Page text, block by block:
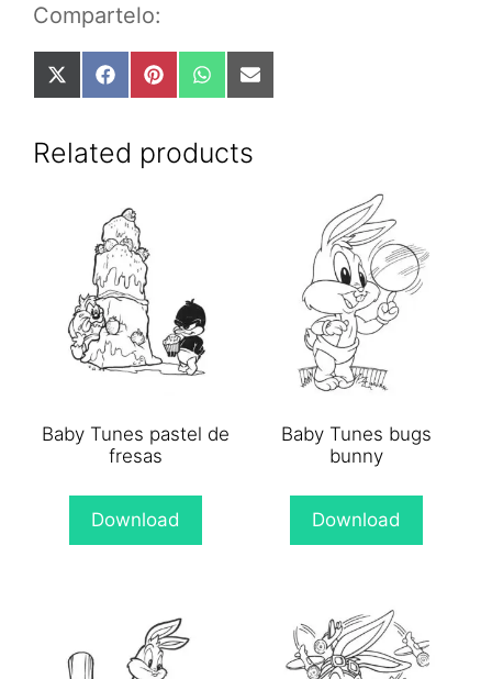
Compartelo:
Share
on
(Twitter)
Share
on
Share
on
Share
on
Share
on
Related products
Baby Tunes pastel de
fresas
Download
Baby Tunes bugs
bunny
Download